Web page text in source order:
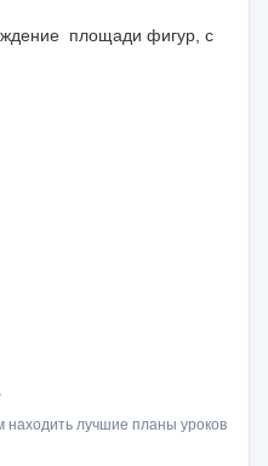
площади фигур, с
находить лучшие планы уроков